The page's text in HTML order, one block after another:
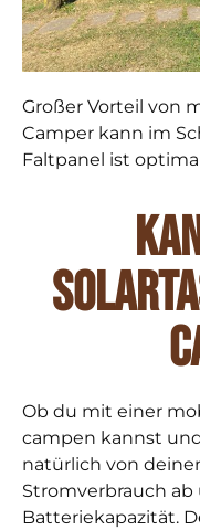
Großer Vorteil von
Camper kann im
Faltpanel ist
Ob du mit einer
campen kannst
natürlich von
Stromverbrauch
Batteriekapazität.